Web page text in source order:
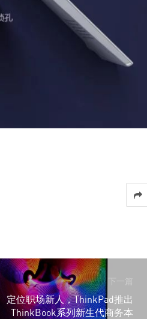
下一篇
定位职场新人，ThinkPad推出
ThinkBook系列新生代商务本